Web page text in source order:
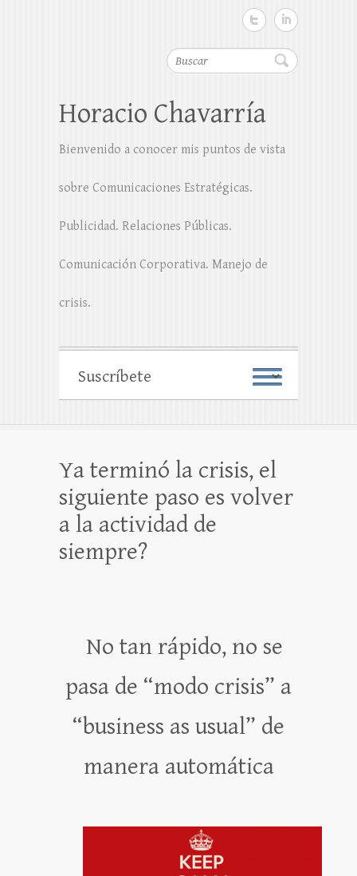
Buscar
Horacio Chavarría
Bienvenido a conocer mis puntos de vista
sobre Comunicaciones Estratégicas.
Publicidad. Relaciones Públicas.
Comunicación Corporativa. Manejo de
crisis.
Ya terminó la crisis, el
siguiente paso es volver
a la actividad de
siempre?
No tan rápido, no se
pasa de “modo crisis” a
“business as usual” de
manera automática